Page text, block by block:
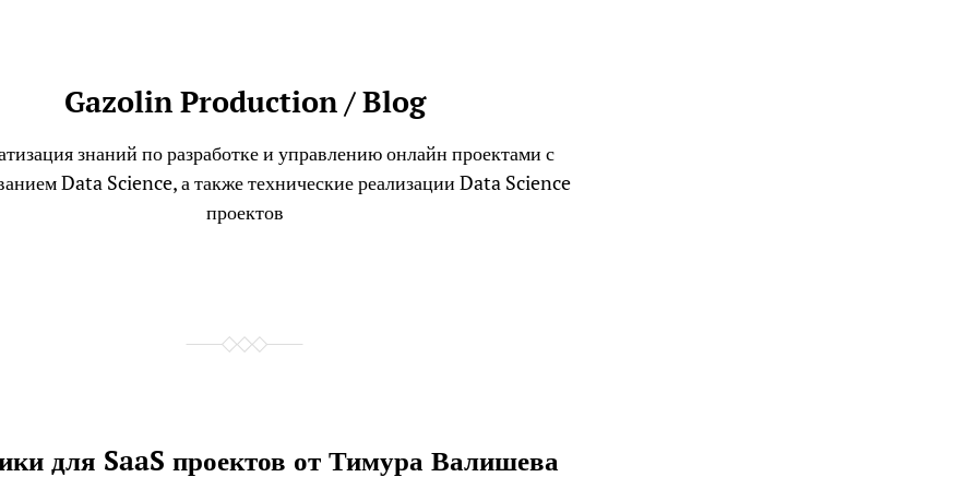
Gazolin Production / Blog
знаний по разработке и управлению онлайн проектами с
Data Science, а также технические реализации Data Science
проектов
для SaaS проектов от Тимура Валишева